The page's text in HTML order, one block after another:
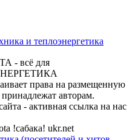
и теплоэнергетика
- всё для
права на размещенную
авторам.
- активная ссылка на нас
!сабака! ukr.net